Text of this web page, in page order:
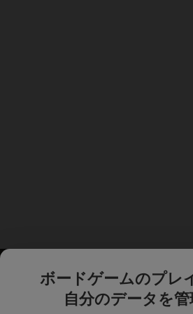
ボードゲームのプレ
自分のデータを